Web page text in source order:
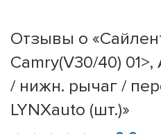
Отзывы о
Camry(V30/40)
/ нижн. рычаг /
LYNXauto (шт.)»